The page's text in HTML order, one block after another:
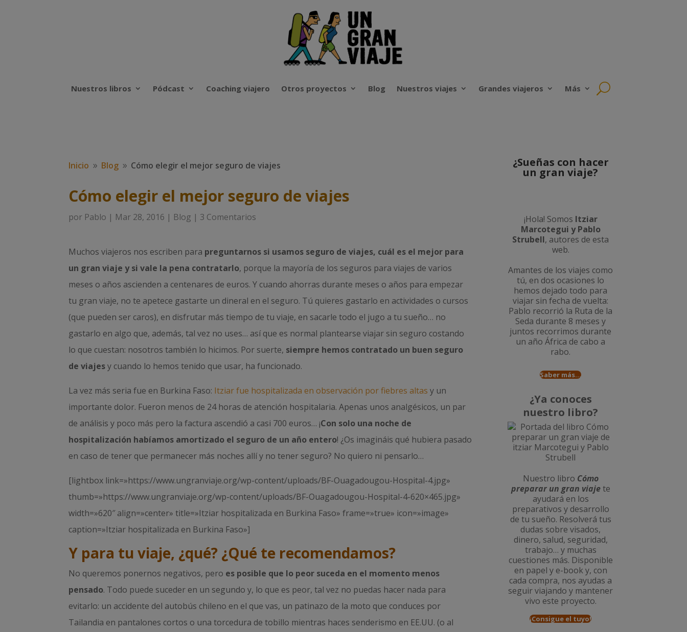
Nuestros libros Pódcast Coaching viajero Otros proyectos Blog Nuestros viajes Grandes viajeros Más
Inicio 9 Blog 9 Cómo elegir el mejor seguro de viajes
Cómo elegir el mejor seguro de viajes
por Pablo | Mar 28, 2016 | Blog | 3 Comentarios
Muchos viajeros nos escriben para preguntarnos si usamos seguro de viajes, cuál es el mejor para
un gran viaje y si vale la pena contratarlo, porque la mayoría de los seguros para viajes de varios
meses o años ascienden a centenares de euros. Y cuando ahorras durante meses o años para empezar
tu gran viaje, no te apetece gastarte un dineral en el seguro. Tú quieres gastarlo en actividades o cursos
(que pueden ser caros), en disfrutar más tiempo de tu viaje, en sacarle todo el jugo a tu sueño… no
gastarlo en algo que, además, tal vez no uses… así que es normal plantearse viajar sin seguro costando
lo que cuestan: nosotros también lo hicimos. Por suerte, siempre hemos contratado un buen seguro
de viajesy cuando lo hemos tenido que usar, ha funcionado.
La vez más seria fue en Burkina Faso: Itziar fue hospitalizada en observación por fiebres altas y un
importante dolor. Fueron menos de 24 horas de atención hospitalaria. Apenas unos analgésicos, un par
de análisis y poco más pero la factura ascendió a casi 700 euros… ¡Con solo una noche de
hospitalización habíamos amortizado el seguro de un año entero! ¿Os imagináis qué hubiera pasado
en caso de tener que permanecer más noches allí y no tener seguro? No quiero ni pensarlo…
[lightbox link=»https://www.ungranviaje.org/wp-content/uploads/BF-Ouagadougou-Hospital-4.jpg»
thumb=»https://www.ungranviaje.org/wp-content/uploads/BF-Ouagadougou-Hospital-4-620×465.jpg»
width=»620″ align=»center» title=»Itziar hospitalizada en Burkina Faso» frame=»true» icon=»image»
caption=»Itziar hospitalizada en Burkina Faso»]
Y para tu viaje, ¿qué? ¿Qué te recomendamos?
No queremos ponernos negativos, pero es posible que lo peor suceda en el momento menos
pensado. Todo puede suceder en un segundo y, lo que es peor, tal vez no puedas hacer nada para
evitarlo: un accidente del autobús chileno en el que vas, un patinazo de la moto que conduces por
Tailandia en pantalones cortos o una torcedura de tobillo mientras haces senderismo en EE.UU. (o al
¿Sueñas con hacer
un gran viaje?
¡Hola! Somos Itziar
Marcotegui y Pablo
Strubell, autores de esta
web.
Amantes de los viajes como
tú, en dos ocasiones lo
hemos dejado todo para
viajar sin fecha de vuelta:
Pablo recorrió la Ruta de la
Seda durante 8 meses y
juntos recorrimos durante
un añoÁfrica de cabo a
rabo.
Saber más...
¿Ya conoces
nuestro libro?
Nuestro libro Cómo
preparar un gran viajete
ayudará en los
preparativos y desarrollo
de tu sueño. Resolverá tus
dudas sobre visados,
dinero, salud, seguridad,
trabajo… y muchas
cuestiones más. Disponible
en papel y e-book y, con
cada compra, nos ayudas a
seguir viajando y mantener
vivo este proyecto.
¡Consigue el tuyo!